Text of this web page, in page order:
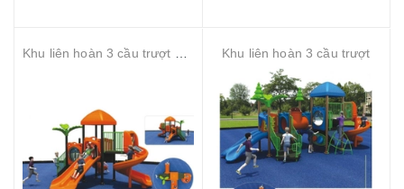
Khu liên hoàn 3 cầu trượt